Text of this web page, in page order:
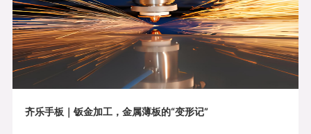
齐乐手板｜钣金加工，金属薄板的“变形记”